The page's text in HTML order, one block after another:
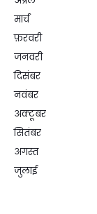
मार्च
फ़रवरी
जनवरी
दिसंबर
नवंबर
अक्टूबर
सितंबर
अगस्त
जुलाई